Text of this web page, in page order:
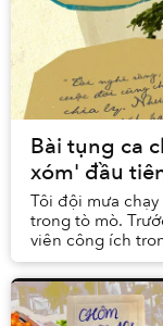
Bài tụng ca
xóm' đầu
Tôi đội mưa
trong tò mò.
viên công ích
đẫm vì cơn mưa